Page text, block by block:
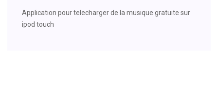
Application pour telecharger de la musique gratuite sur
ipod touch